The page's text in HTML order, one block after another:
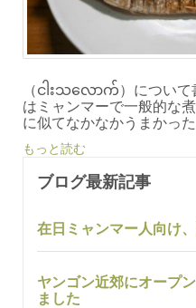
（ငါးသလောက်）について
はミャンマーで一般的な
に似てなかなかうまかっ
もっと読む
ブログ最新記事
在日ミャンマー人向け
ヤンゴン近郊にオープ
ました